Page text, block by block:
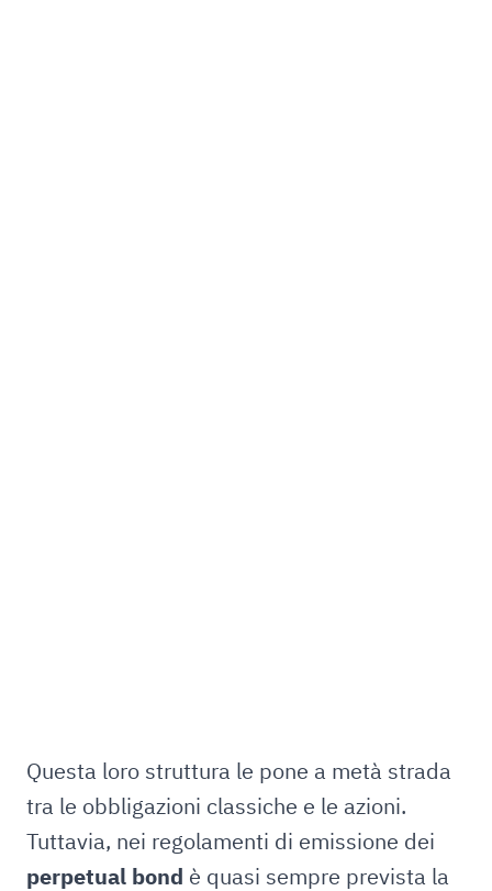
Questa loro struttura le pone a metà strada
tra le obbligazioni classiche e le azioni.
Tuttavia, nei regolamenti di emissione dei
perpetual bond è quasi sempre prevista la